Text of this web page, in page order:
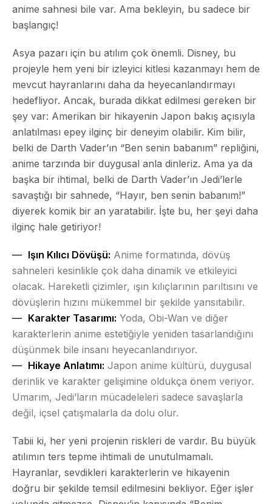
anime sahnesi bile var. Ama bekleyin, bu sadece bir
başlangıç!
Asya pazarı için bu atılım çok önemli. Disney, bu
projeyle hem yeni bir izleyici kitlesi kazanmayı hem de
mevcut hayranlarını daha da heyecanlandırmayı
hedefliyor. Ancak, burada dikkat edilmesi gereken bir
şey var: Amerikan bir hikayenin Japon bakış açısıyla
anlatılması epey ilginç bir deneyim olabilir. Kim bilir,
belki de Darth Vader’ın “Ben senin babanım” repliğini,
anime tarzında bir duygusal anla dinleriz. Ama ya da
başka bir ihtimal, belki de Darth Vader’ın Jedi’lerle
savaştığı bir sahnede, “Hayır, ben senin babanım!”
diyerek komik bir an yaratabilir. İşte bu, her şeyi daha
ilginç hale getiriyor!
Işın Kılıcı Dövüşü: Anime formatında, dövüş
sahneleri kesinlikle çok daha dinamik ve etkileyici
olacak. Hareketli çizimler, ışın kılıçlarının parıltısını ve
dövüşlerin hızını mükemmel bir şekilde yansıtabilir.
Karakter Tasarımı: Yoda, Obi-Wan ve diğer
karakterlerin anime estetiğiyle yeniden tasarlandığını
düşünmek bile insanı heyecanlandırıyor.
Hikaye Anlatımı: Japon anime kültürü, duygusal
derinlik ve karakter gelişimine oldukça önem veriyor.
Umarım, Jedi’ların mücadeleleri sadece savaşlarla
değil, içsel çatışmalarla da dolu olur.
Tabii ki, her yeni projenin riskleri de vardır. Bu büyük
atılımın ters tepme ihtimali de unutulmamalı.
Hayranlar, sevdikleri karakterlerin ve hikayenin
doğru bir şekilde temsil edilmesini bekliyor. Eğer işler